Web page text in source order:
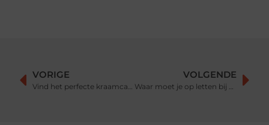
VORIGE
Vind het perfecte kraamcadeau met naam
VOLGENDE
Waar moet je op letten bij het kopen van een keuken?